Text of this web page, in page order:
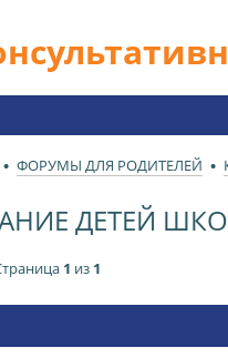
ФОРУМЫ ДЛЯ РОДИТЕЛЕЙ
ДЕТЕЙ
1 из 1